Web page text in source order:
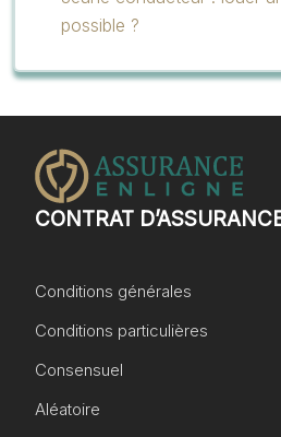
possible ?
CONTRAT
Conditions générales
Conditions particulières
Consensuel
Aléatoire